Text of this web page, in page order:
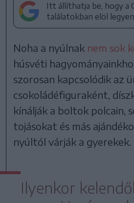
Itt állíthatja be, hogy a
találatokban elöl
Noha a nyúlnak nem sok
húsvéti
szorosan kapcsolódik az
csokoládéfiguraként,
kínálják a boltok polcain,
tojásokat és más
nyúltól várják a gyerekek.
Ilyenkor